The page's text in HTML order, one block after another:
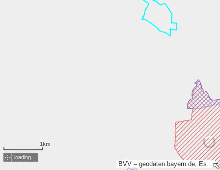
BVV – geodaten.bayern.de, Esri, TomTom, Garmin, GeoTechnologies, Inc, METI/NASA, USGS
1km
loading...